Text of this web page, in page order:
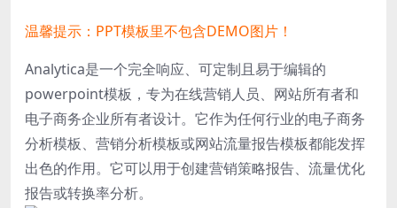
温馨提示：PPT模板里不包含DEMO图片！
Analytica是一个完全响应、可定制且易于编辑的
powerpoint模板，专为在线营销人员、网站所有者和
电子商务企业所有者设计。它作为任何行业的电子商务
分析模板、营销分析模板或网站流量报告模板都能发挥
出色的作用。它可以用于创建营销策略报告、流量优化
报告或转换率分析。